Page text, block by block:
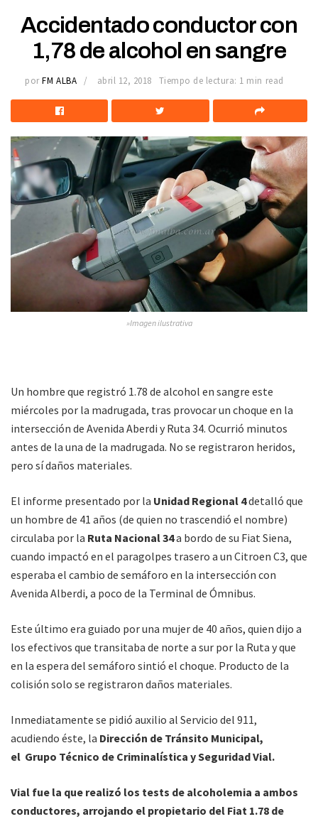
Accidentado conductor con
1,78 de alcohol en sangre
por FM ALBA abril 12, 2018 Tiempo de lectura: 1 min read
»Imagen ilustrativa
Un hombre que registró 1.78 de alcohol en sangre este
miércoles por la madrugada, tras provocar un choque en la
intersección de Avenida Aberdi y Ruta 34. Ocurrió minutos
antes de la una de la madrugada. No se registraron heridos,
pero sí daños materiales.
El informe presentado por la Unidad Regional 4detalló que
un hombre de 41 años (de quien no trascendió el nombre)
circulaba por la Ruta Nacional 34a bordo de su Fiat Siena,
cuando impactó en el paragolpes trasero a un Citroen C3, que
esperaba el cambio de semáforo en la intersección con
Avenida Alberdi, a poco de la Terminal de Ómnibus.
Este último era guiado por una mujer de 40 años, quien dijo a
los efectivos que transitaba de norte a sur por la Ruta y que
en la espera del semáforo sintió el choque. Producto de la
colisión solo se registraron daños materiales.
Inmediatamente se pidió auxilio al Servicio del 911,
acudiendo éste, la Dirección de Tránsito Municipal,
el Grupo Técnico de Criminalística y Seguridad Vial.
Vial fue la que realizó los tests de alcoholemia a ambos
conductores, arrojando el propietario del Fiat 1.78 de